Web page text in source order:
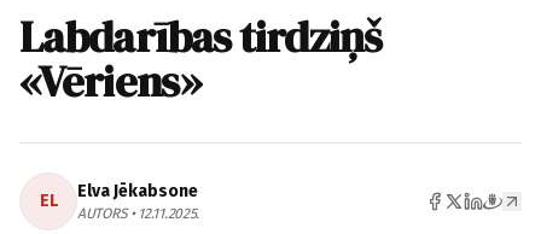
Labdarības tirdziņš
«Vēriens»
EL Elva Jēkabsone
AUTORS • 12.11.2025.